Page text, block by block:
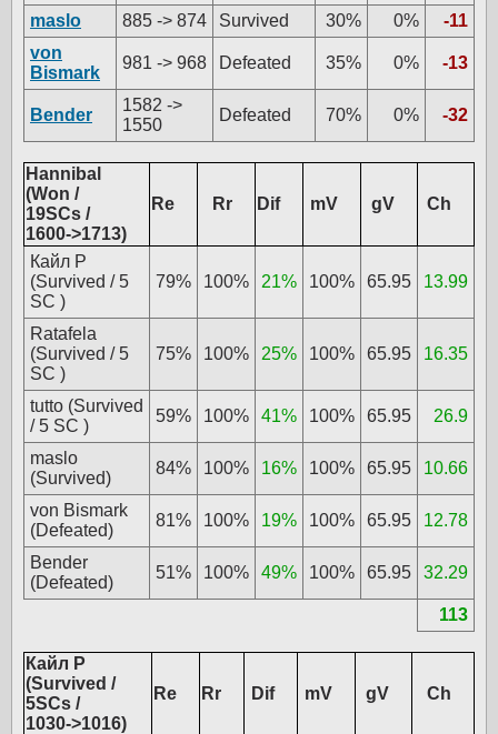
maslo 885 -> 874 Survived 30% 0%
-11
von
Bismark
981 -> 968 Defeated 35% 0% -13
Bender
1582 ->
1550
Defeated 70% 0% -32
Hannibal
(Won /
19SCs /
1600->1713)
Re Rr Dif mV gV Ch
Кайл Р
(Survived / 5
SC )
79% 100% 21% 100% 65.95 13.99
Ratafela
(Survived / 5
SC )
75% 100% 25% 100% 65.95 16.35
tutto (Survived
/ 5 SC )
59% 100% 41% 100% 65.95 26.9
maslo
(Survived)
84% 100% 16% 100% 65.95 10.66
von Bismark
(Defeated)
81% 100% 19% 100% 65.95 12.78
Bender
(Defeated)
51% 100% 49% 100% 65.95 32.29
113
Кайл Р
(Survived /
5SCs /
1030->1016)
Re Rr Dif mV gV Ch